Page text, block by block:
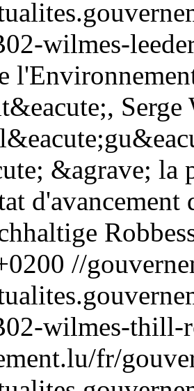
wilmes-
&agrave; la
//
wilmes-thill-
fr/